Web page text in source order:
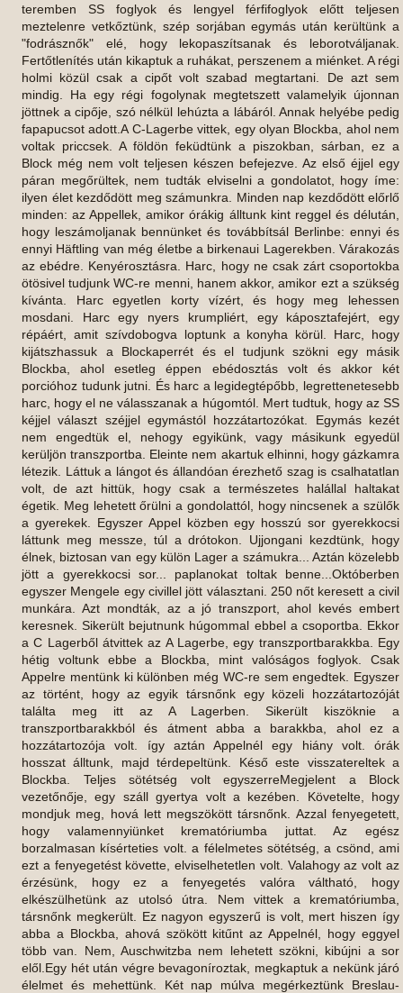
teremben SS foglyok és lengyel férfifoglyok előtt teljesen
meztelenre vetkőztünk, szép sorjában egymás után kerültünk a
"fodrásznők" elé, hogy lekopaszítsanak és leborotváljanak.
Fertőtlenítés után kikaptuk a ruhákat, perszenem a miénket. A régi
holmi közül csak a cipőt volt szabad megtartani. De azt sem
mindig. Ha egy régi fogolynak megtetszett valamelyik újonnan
jöttnek a cipője, szó nélkül lehúzta a lábáról. Annak helyébe pedig
fapapucsot adott.A C-Lagerbe vittek, egy olyan Blockba, ahol nem
voltak priccsek. A földön feküdtünk a piszokban, sárban, ez a
Block még nem volt teljesen készen befejezve. Az első éjjel egy
páran megőrültek, nem tudták elviselni a gondolatot, hogy íme:
ilyen élet kezdődött meg számunkra. Minden nap kezdődött előrlő
minden: az Appellek, amikor órákig álltunk kint reggel és délután,
hogy leszámoljanak bennünket és továbbítsál Berlinbe: ennyi és
ennyi Häftling van még életbe a birkenaui Lagerekben. Várakozás
az ebédre. Kenyérosztásra. Harc, hogy ne csak zárt csoportokba
ötösivel tudjunk WC-re menni, hanem akkor, amikor ezt a szükség
kívánta. Harc egyetlen korty vízért, és hogy meg lehessen
mosdani. Harc egy nyers krumpliért, egy káposztafejért, egy
répáért, amit szívdobogva loptunk a konyha körül. Harc, hogy
kijátszhassuk a Blockaperrét és el tudjunk szökni egy másik
Blockba, ahol esetleg éppen ebédosztás volt és akkor két
porcióhoz tudunk jutni. És harc a legidegtépőbb, legrettenetesebb
harc, hogy el ne válasszanak a húgomtól. Mert tudtuk, hogy az SS
kéjjel választ széjjel egymástól hozzátartozókat. Egymás kezét
nem engedtük el, nehogy egyikünk, vagy másikunk egyedül
kerüljön transzportba. Eleinte nem akartuk elhinni, hogy gázkamra
létezik. Láttuk a lángot és állandóan érezhető szag is csalhatatlan
volt, de azt hittük, hogy csak a természetes halállal haltakat
égetik. Meg lehetett őrülni a gondolattól, hogy nincsenek a szülők
a gyerekek. Egyszer Appel közben egy hosszú sor gyerekkocsi
láttunk meg messze, túl a drótokon. Ujjongani kezdtünk, hogy
élnek, biztosan van egy külön Lager a számukra... Aztán közelebb
jött a gyerekkocsi sor... paplanokat toltak benne...Októberben
egyszer Mengele egy civillel jött választani. 250 nőt keresett a civil
munkára. Azt mondták, az a jó transzport, ahol kevés embert
keresnek. Sikerült bejutnunk húgommal ebbel a csoportba. Ekkor
a C Lagerből átvittek az A Lagerbe, egy transzportbarakkba. Egy
hétig voltunk ebbe a Blockba, mint valóságos foglyok. Csak
Appelre mentünk ki különben még WC-re sem engedtek. Egyszer
az történt, hogy az egyik társnőnk egy közeli hozzátartozóját
találta meg itt az A Lagerben. Sikerült kiszöknie a
transzportbarakkból és átment abba a barakkba, ahol ez a
hozzátartozója volt. így aztán Appelnél egy hiány volt. órák
hosszat álltunk, majd térdepeltünk. Késő este visszatereltek a
Blockba. Teljes sötétség volt egyszerreMegjelent a Block
vezetőnője, egy száll gyertya volt a kezében. Követelte, hogy
mondjuk meg, hová lett megszökött társnőnk. Azzal fenyegetett,
hogy valamennyiünket krematóriumba juttat. Az egész
borzalmasan kísérteties volt. a félelmetes sötétség, a csönd, ami
ezt a fenyegetést követte, elviselhetetlen volt. Valahogy az volt az
érzésünk, hogy ez a fenyegetés valóra váltható, hogy
elkészülhetünk az utolsó útra. Nem vittek a krematóriumba,
társnőnk megkerült. Ez nagyon egyszerű is volt, mert hiszen így
abba a Blockba, ahová szökött kitűnt az Appelnél, hogy eggyel
több van. Nem, Auschwitzba nem lehetett szökni, kibújni a sor
elől.Egy hét után végre bevagoníroztak, megkaptuk a nekünk járó
élelmet és mehettünk. Két nap múlva megérkeztünk Breslau-